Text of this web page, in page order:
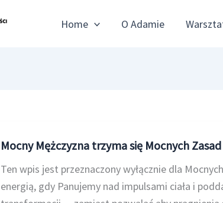
Home O Adamie
Mocny Mężczyzna trzyma się Mocnych Zasad
Ten wpis jest przeznaczony wyłącznie dla
energią, gdy Panujemy nad impulsami ciała i